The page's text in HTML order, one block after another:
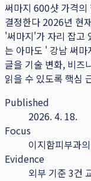
써마지 600샷 가격의
결정한다 2026년 현
'써마지'가 자리 잡고
는 아마도 ' 강남 써
글을 기술 변화, 비즈
읽을 수 있도록 핵심
Published
2026. 4. 18.
Focus
이지함피부과
Evidence
외부 기준 3건